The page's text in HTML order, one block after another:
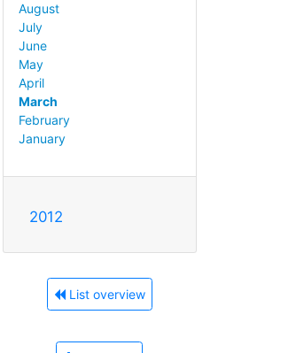
August
July
June
May
April
March
February
January
2012
List overview